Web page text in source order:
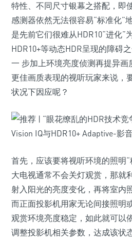
特性、不同尺寸银幕之搭配，即
感测器依然无法很容易“标准化”
是先前它们很难从HDR10“进化”
HDR10+等动态HDR呈现的障碍
一 步加上环境亮度侦测再提异
更佳画质表现的视听玩家来说，
状况下因应呢？
首先，应该要将视听环境的照
大电视通常不会关灯观赏，那就
射入阳光的亮度变化，再将室内
而正面投影机用家无论间接照明
观赏环境亮度稳定，如此就可以
调整投影机相关参数，达成该状